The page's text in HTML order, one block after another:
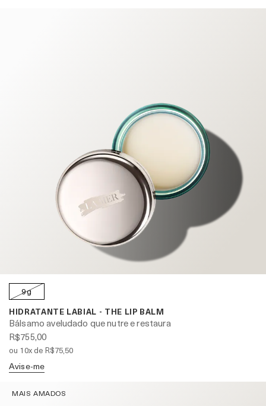
9g
HIDRATANTE LABIAL - THE LIP BALM
Bálsamo aveludado que nutre e restaura
R$755,00
ou 10x de R$75,50
Avise-me
MAIS AMADOS